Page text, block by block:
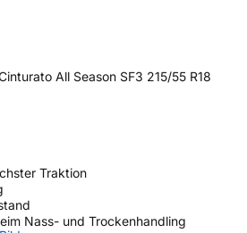
All Season SF3 215/55 R18
Traktion
Nass- und Trockenhandling